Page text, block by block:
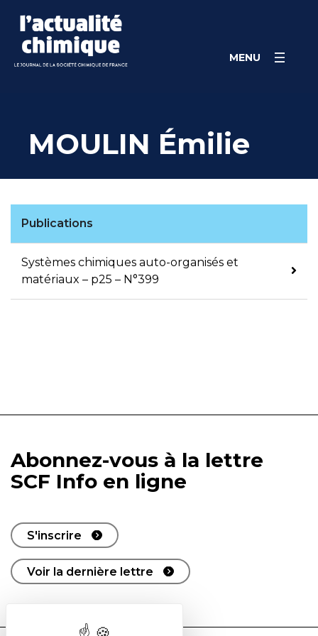
content
MENU
MOULIN Émilie
Publications
Systèmes chimiques auto-organisés et
matériaux – p25 – N°399
Abonnez-vous à la lettre
SCF Info en ligne
S'inscrire
Voir la dernière lettre